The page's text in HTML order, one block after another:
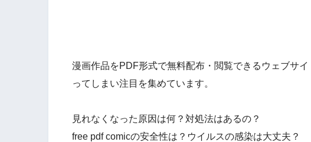
漫画作品をPDF形式で無料配布・閲覧できるウェブサイ
ってしまい注目を集めています。
見れなくなった原因は何？対処法はあるの？
free pdf comicの安全性は？ウイルスの感染は大丈夫？